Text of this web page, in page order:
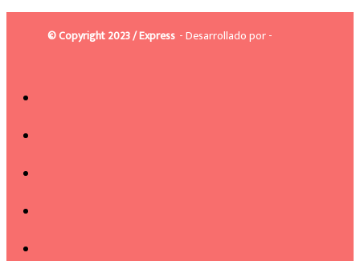
© Copyright 2023 / Express - Desarrollado por -